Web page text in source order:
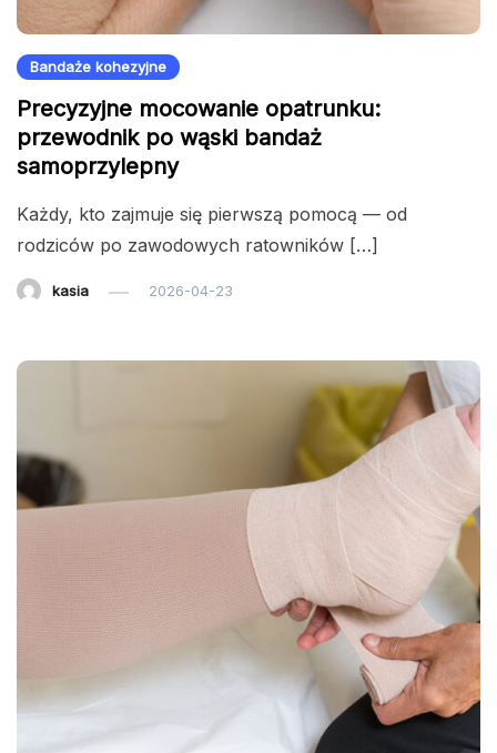
Bandaże kohezyjne
Precyzyjne mocowanie opatrunku:
przewodnik po wąski bandaż
samoprzylepny
Każdy, kto zajmuje się pierwszą pomocą — od
rodziców po zawodowych ratowników […]
kasia 2026-04-23